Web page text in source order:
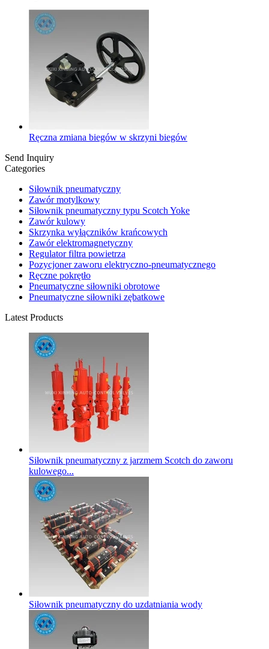
Ręczna zmiana biegów w skrzyni biegów
Send Inquiry
Categories
Siłownik pneumatyczny
Zawór motylkowy
Siłownik pneumatyczny typu Scotch Yoke
Zawór kulowy
Skrzynka wyłączników krańcowych
Zawór elektromagnetyczny
Regulator filtra powietrza
Pozycjoner zaworu elektryczno-pneumatycznego
Ręczne pokrętło
Pneumatyczne siłowniki obrotowe
Pneumatyczne siłowniki zębatkowe
Latest Products
Siłownik pneumatyczny z jarzmem Scotch do zaworu
kulowego...
Siłownik pneumatyczny do uzdatniania wody